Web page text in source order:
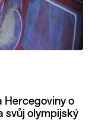
Hercegoviny o
svůj olympijský